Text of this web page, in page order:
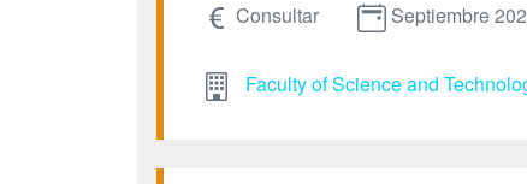
Consultar Septiembre
Faculty of Science and